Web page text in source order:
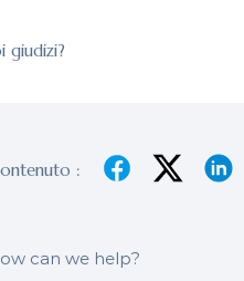
giudizi?
:
can we help?